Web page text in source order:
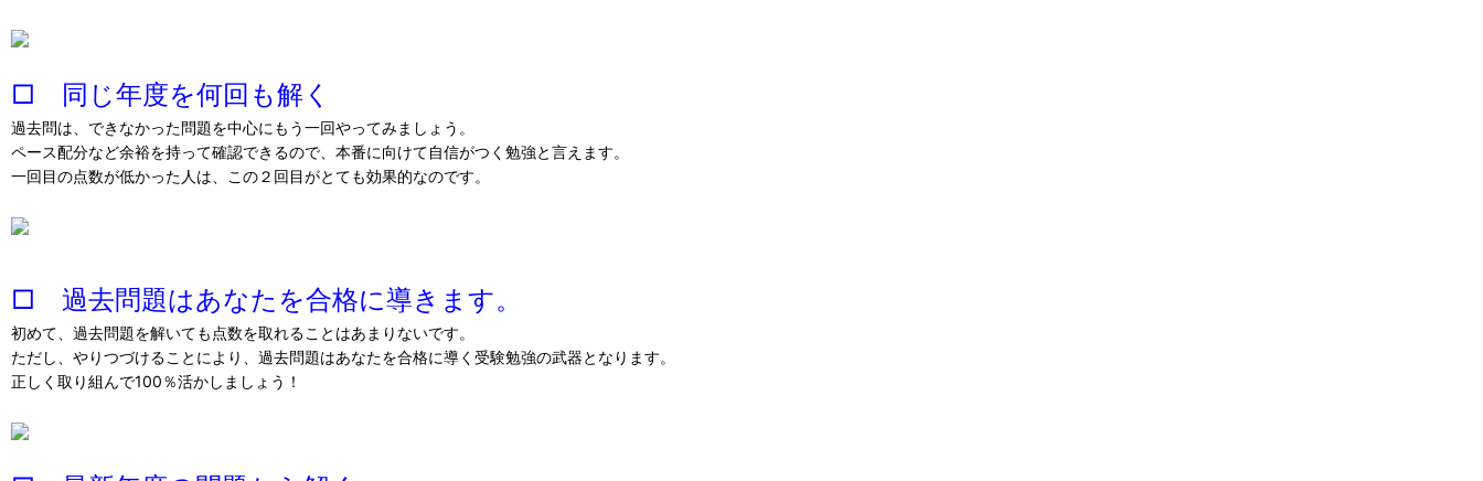
□ 同じ年度を何回も解く
過去問は、できなかった問題を中心にもう一回やってみましょう。
ペース配分など余裕を持って確認できるので、本番に向けて自信がつく勉強と言えます。
一回目の点数が低かった人は、この２回目がとても効果的なのです。
□ 過去問題はあなたを合格に導きます。
初めて、過去問題を解いても点数を取れることはあまりないです。
ただし、やりつづけることにより、過去問題はあなたを合格に導く受験勉強の武器となります。
正しく取り組んで100％活かしましょう！